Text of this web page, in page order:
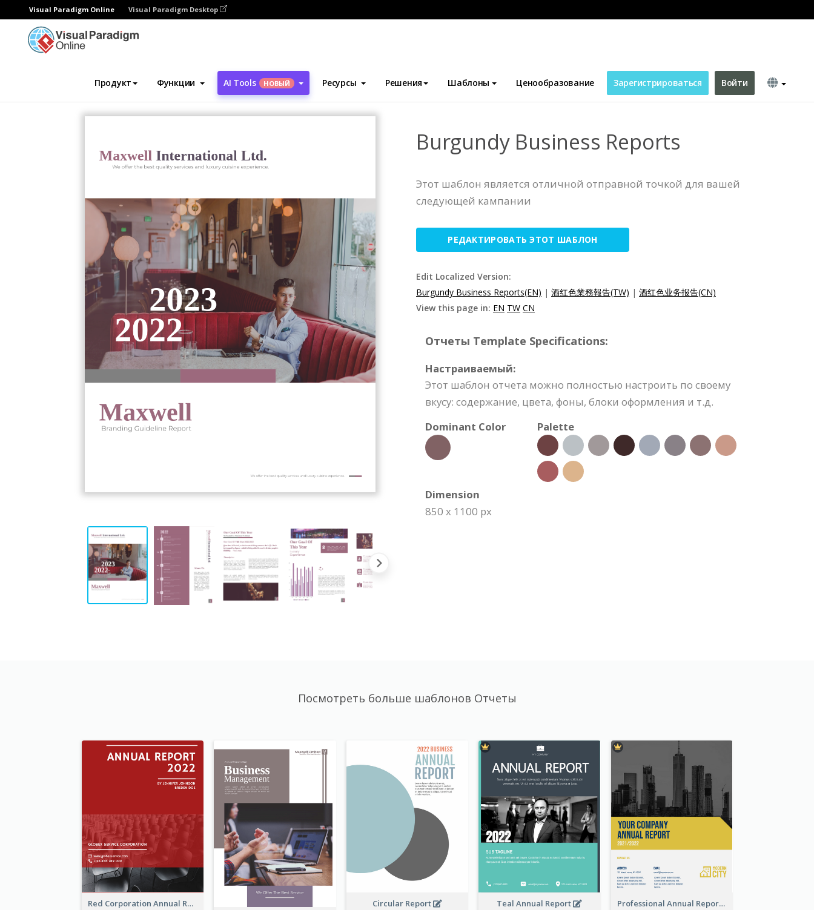
Visual Paradigm Online Visual Paradigm Desktop
Продукт Функции AI Tools НОВЫЙ Ресурсы Решения Шаблоны Ценообразование Зарегистрироваться Войти
Инструмент графического дизайна Шаблоны Отчеты
Burgundy Business Reports
Этот шаблон является отличной отправной точкой для вашей
следующей кампании
РЕДАКТИРОВАТЬ ЭТОТ ШАБЛОН
Edit Localized Version:
Burgundy Business Reports(EN) | 酒红色業務報告(TW) | 酒红色业务报告(CN)
View this page in: EN TW CN
Отчеты Template Specifications:
Настраиваемый:
Этот шаблон отчета можно полностью настроить по своему
вкусу: содержание, цвета, фоны, блоки оформления и т.д.
Dominant Color
Palette
Dimension
850 x 1100 px
Посмотреть больше шаблонов Отчеты
Red Corporation Annual Report
Circular Report Teal Annual Report Professional Annual Report Reports